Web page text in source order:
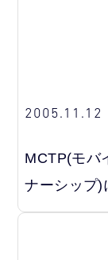
2005.11.12
MCTP(モバ
ナーシップ)